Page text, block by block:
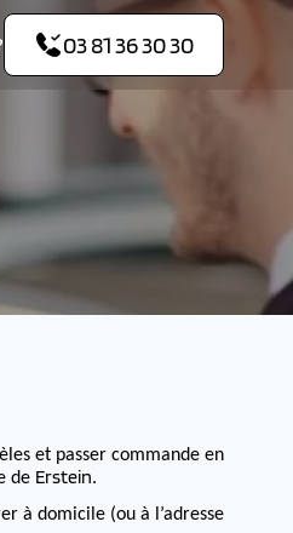
03 81 36 30 30
et passer commande en
de Erstein.
à domicile (ou à l’adresse